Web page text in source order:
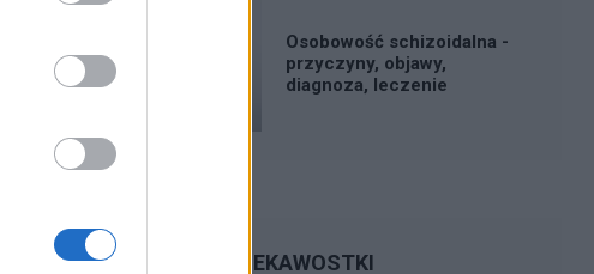
Osobowość schizoidalna -
przyczyny, objawy,
diagnoza, leczenie
CIEKAWOSTKI